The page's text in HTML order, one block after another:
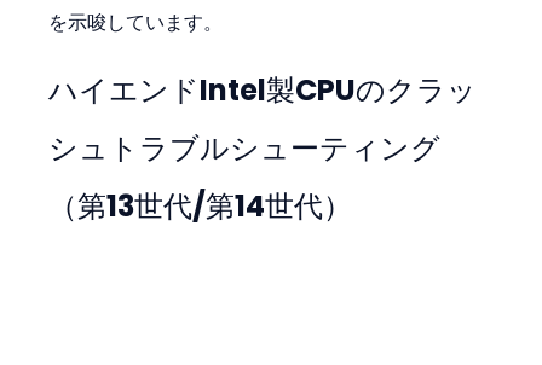
を示唆しています。
ハイエンドIntel製CPUのクラッ
シュトラブルシューティング
（第13世代/第14世代）